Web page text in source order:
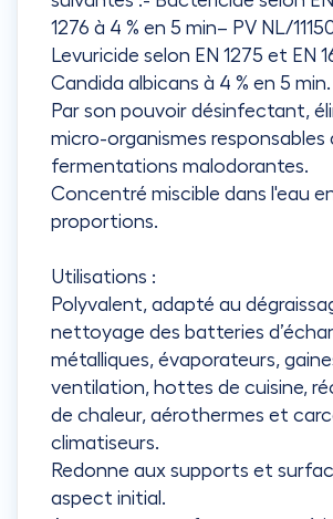
1276 à 4 % en 5 min– PV NL/
Levuricide selon EN 1275 et EN
Candida albicans à 4 % en 5 min.
Par son pouvoir désinfectant,
micro-organismes responsables
fermentations malodorantes.
Concentré miscible dans l'eau
proportions.
Utilisations :
Polyvalent, adapté au
nettoyage des batteries
métalliques, évaporateurs,
ventilation, hottes de cuisine,
de chaleur, aérothermes et
climatiseurs.
Redonne aux supports et
aspect initial.